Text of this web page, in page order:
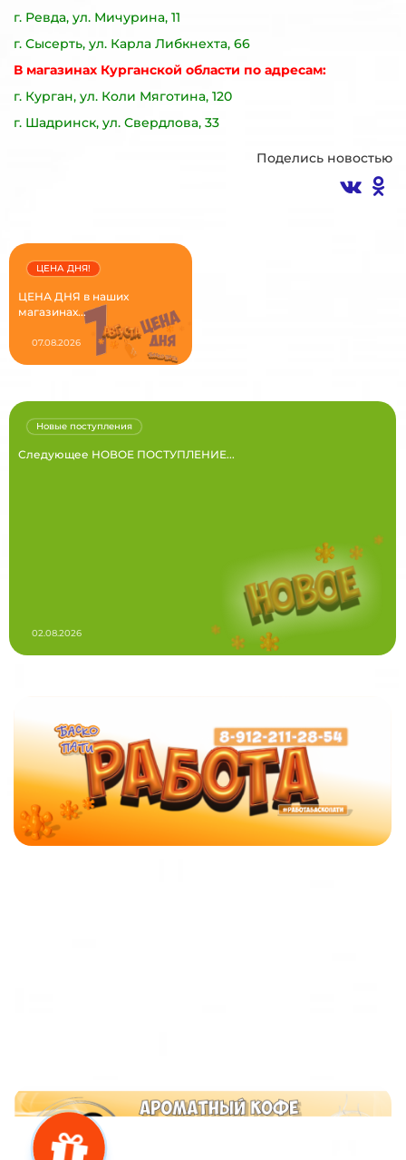
г. Ревда, ул. Мичурина, 11
г. Сысерть, ул. Карла Либкнехта, 66
В магазинах Курганской области по адресам:
г. Курган, ул. Коли Мяготина, 120
г. Шадринск, ул. Свердлова, 33
Поделись новостью
ЦЕНА ДНЯ в наших
магазинах...
ЦЕНА ДНЯ!
07.08.2026
Следующее НОВОЕ ПОСТУПЛЕНИЕ...
Новые поступления
02.08.2026